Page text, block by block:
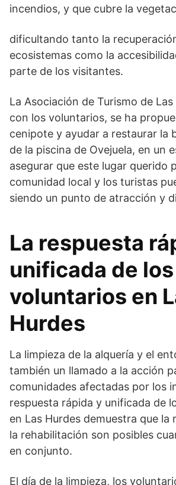
incendios, y que cubre la
dificultando tanto la
ecosistemas como la
parte de los visitantes.
La Asociación de Turismo de
con los voluntarios, se ha
cenipote y ayudar a restaurar la
de la piscina de Ovejuela, en un
asegurar que este lugar querido
comunidad local y los turistas
siendo un punto de atracción y
La respuesta
unificada de los
voluntarios en
Hurdes
La limpieza de la alquería y el
también un llamado a la acción
comunidades afectadas por los
respuesta rápida y unificada de
en Las Hurdes demuestra que la
la rehabilitación son posibles
en conjunto.
El día de la limpieza, los